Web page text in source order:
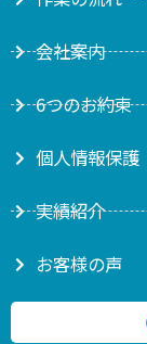
会社案内
6つのお約束
個人情報保護
実績紹介
お客様の声